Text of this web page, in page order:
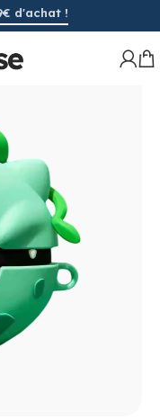
d'achat !